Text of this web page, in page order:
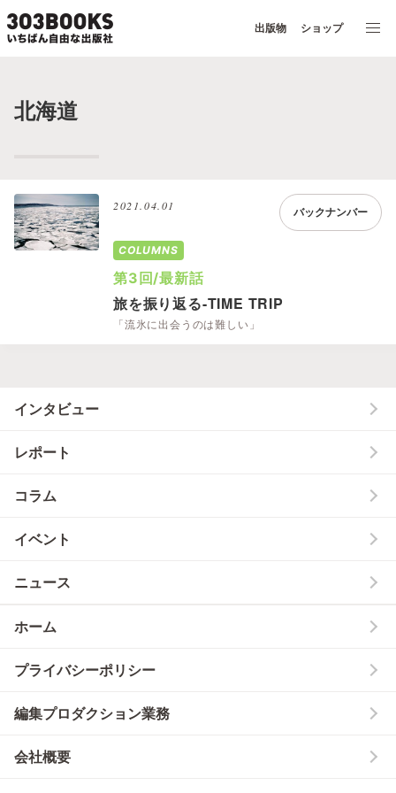
出版物 ショップ
北海道
2021.04.01 バックナンバー
COLUMNS
第3回/最新話
旅を振り返る-TIME TRIP
「流氷に出会うのは難しい」
インタビュー
レポート
コラム
イベント
ニュース
ホーム
プライバシーポリシー
編集プロダクション業務
会社概要